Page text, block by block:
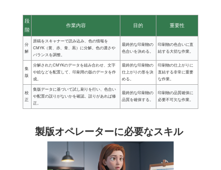
段
階
作業内容 目的 重要性
分
解
原稿をスキャナーで読み込み、色の情報を
CMYK（黄、赤、青、黒）に分解。色の濃さや
バランスを調整。
最終的な印刷物の
色合いを決める。
印刷物の色合いに直
結する大切な作業。
集
版
分解されたCMYKのデータを組み合わせ、文字
や絵などを配置して、印刷用の版のデータを作
成。
最終的な印刷物の
仕上がりの形を決
める。
印刷物の仕上がりに
直結する非常に重要
な作業。
校
正
集版データに基づいて試し刷りを行い、色合い
や配置の誤りがないかを確認。誤りがあれば修
正。
最終的な印刷物の
品質を確保する。
印刷物の品質確保に
必要不可欠な作業。
製版オペレーターに必要なスキル